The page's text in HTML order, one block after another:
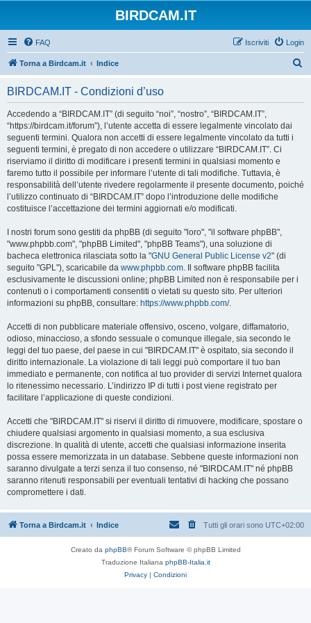
BIRDCAM.IT
FAQ Login
Iscriviti
Torna a Birdcam.it Indice
BIRDCAM.IT - Condizioni d’uso
Accedendo a “BIRDCAM.IT” (di seguito “noi”, “nostro”, “BIRDCAM.IT”,
“https://birdcam.it/forum”), l’utente accetta di essere legalmente vincolato dai
seguenti termini. Qualora non accetti di essere legalmente vincolato da tutti i
seguenti termini, è pregato di non accedere o utilizzare “BIRDCAM.IT”. Ci
riserviamo il diritto di modificare i presenti termini in qualsiasi momento e
faremo tutto il possibile per informare l’utente di tali modifiche. Tuttavia, è
responsabilità dell’utente rivedere regolarmente il presente documento, poiché
l’utilizzo continuato di “BIRDCAM.IT” dopo l’introduzione delle modifiche
costituisce l’accettazione dei termini aggiornati e/o modificati.
I nostri forum sono gestiti da phpBB (di seguito "loro", "il software phpBB",
"www.phpbb.com", "phpBB Limited", "phpBB Teams"), una soluzione di
bacheca elettronica rilasciata sotto la "GNU General Public License v2" (di
seguito "GPL"), scaricabile da www.phpbb.com. Il software phpBB facilita
esclusivamente le discussioni online; phpBB Limited non è responsabile per i
contenuti o i comportamenti consentiti o vietati su questo sito. Per ulteriori
informazioni su phpBB, consultare: https://www.phpbb.com/.
Accetti di non pubblicare materiale offensivo, osceno, volgare, diffamatorio,
odioso, minaccioso, a sfondo sessuale o comunque illegale, sia secondo le
leggi del tuo paese, del paese in cui "BIRDCAM.IT" è ospitato, sia secondo il
diritto internazionale. La violazione di tali leggi può comportare il tuo ban
immediato e permanente, con notifica al tuo provider di servizi Internet qualora
lo ritenessimo necessario. L’indirizzo IP di tutti i post viene registrato per
facilitare l’applicazione di queste condizioni.
Accetti che "BIRDCAM.IT" si riservi il diritto di rimuovere, modificare, spostare o
chiudere qualsiasi argomento in qualsiasi momento, a sua esclusiva
discrezione. In qualità di utente, accetti che qualsiasi informazione inserita
possa essere memorizzata in un database. Sebbene queste informazioni non
saranno divulgate a terzi senza il tuo consenso, né "BIRDCAM.IT" né phpBB
saranno ritenuti responsabili per eventuali tentativi di hacking che possano
compromettere i dati.
Torna a Birdcam.it Indice Tutti gli orari sono UTC+02:00
Creato da phpBB® Forum Software © phpBB Limited
Traduzione Italiana phpBB-Italia.it
Privacy | Condizioni